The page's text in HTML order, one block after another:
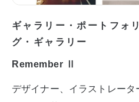
ギャラリー・ポートフォ
グ・ギャラリー
Remember Ⅱ
デザイナー、イラストレー